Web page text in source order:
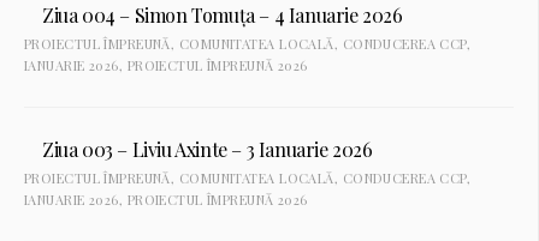
Ziua 004 – Simon Tomuța – 4 Ianuarie 2026
PROIECTUL ÎMPREUNĂ, COMUNITATEA LOCALĂ, CONDUCEREA CCP,
IANUARIE 2026, PROIECTUL ÎMPREUNĂ 2026
Ziua 003 – Liviu Axinte – 3 Ianuarie 2026
PROIECTUL ÎMPREUNĂ, COMUNITATEA LOCALĂ, CONDUCEREA CCP,
IANUARIE 2026, PROIECTUL ÎMPREUNĂ 2026